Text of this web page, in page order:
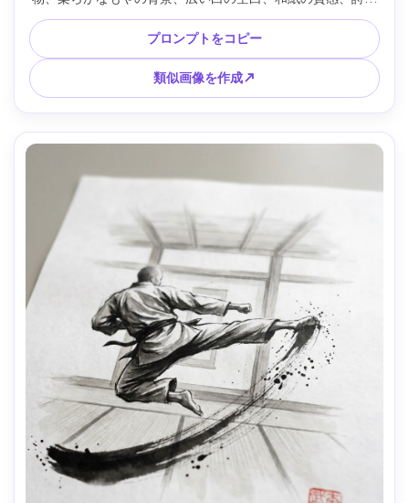
でロマンチックな雰囲気、赤い印、85mmレンズ、浅い被写
界深度、柔らかなシネマ調 --ar 4:5
プロンプトをコピー
類似画像を作成↗